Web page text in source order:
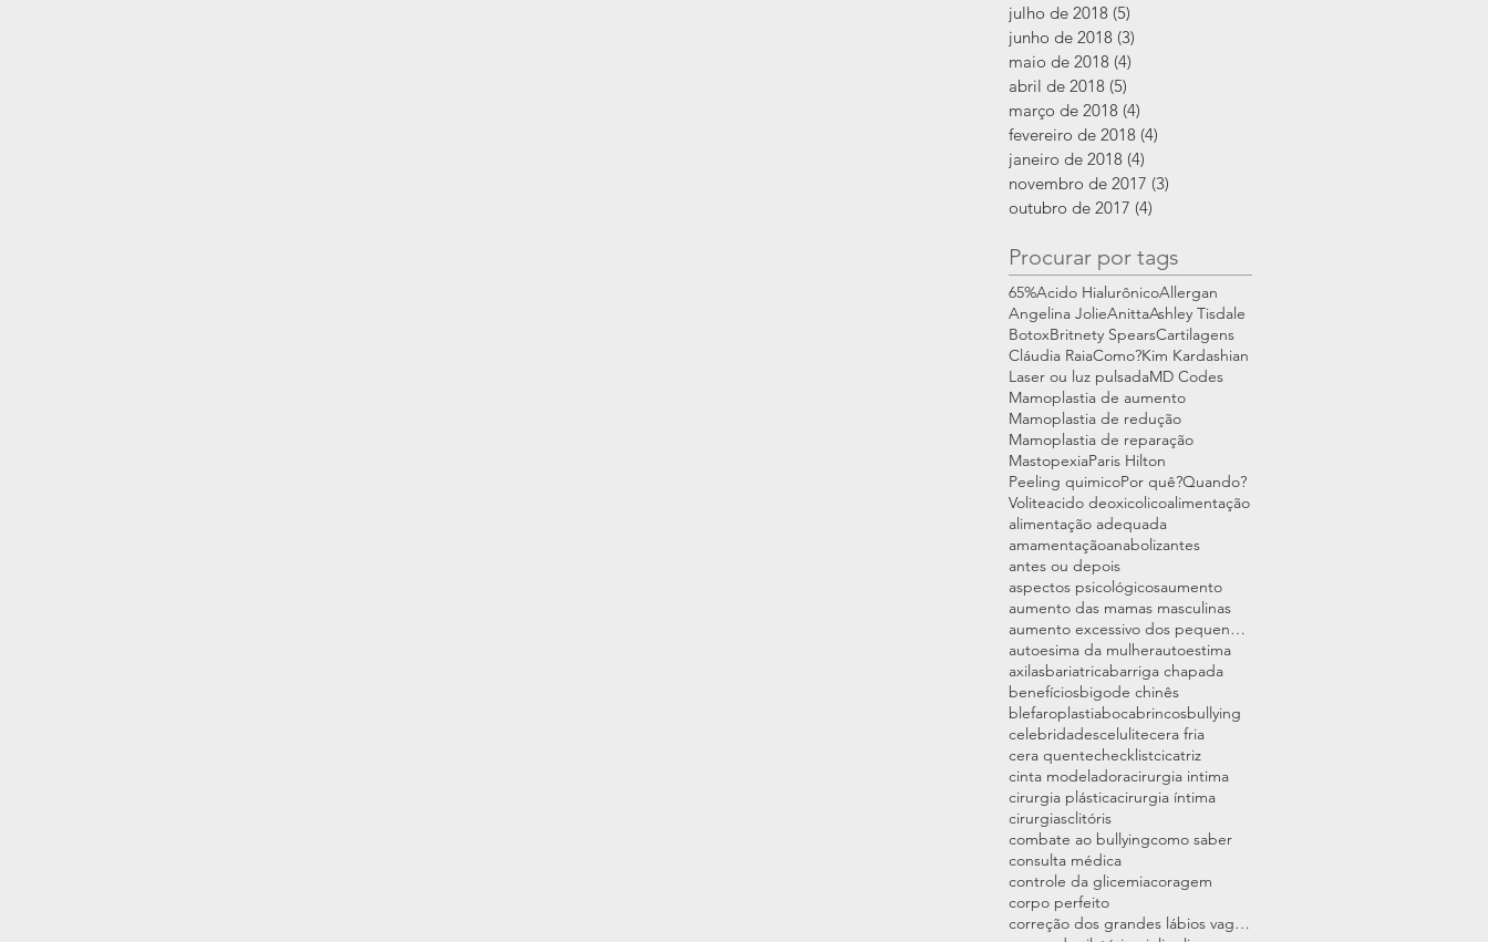
julho de 2018 (5)
junho de 2018 (3)
maio de 2018 (4)
abril de 2018 (5)
março de 2018 (4)
fevereiro de 2018 (4)
janeiro de 2018 (4)
novembro de 2017 (3)
outubro de 2017 (4)
Procurar por tags
65%Acido HialurônicoAllergan
Angelina JolieAnittaAshley Tisdale
BotoxBritnety SpearsCartilagens
Cláudia RaiaComo?Kim Kardashian
Laser ou luz pulsadaMD Codes
Mamoplastia de aumento
Mamoplastia de redução
Mamoplastia de reparação
MastopexiaParis Hilton
Peeling quimicoPor quê?Quando?
Voliteacido deoxicolicoalimentação
alimentação adequada
amamentaçãoanabolizantes
antes ou depois
aspectos psicológicosaumento
aumento das mamas masculinas
aumento excessivo dos pequenos lábios vaginais
autoesima da mulherautoestima
axilasbariatricabarriga chapada
benefíciosbigode chinês
blefaroplastiabocabrincosbullying
celebridadescelulitecera fria
cera quentechecklistcicatriz
cinta modeladoracirurgia intima
cirurgia plásticacirurgia íntima
cirurgiasclitóris
combate ao bullyingcomo saber
consulta médica
controle da glicemiacoragem
corpo perfeito
correção dos grandes lábios vaginais